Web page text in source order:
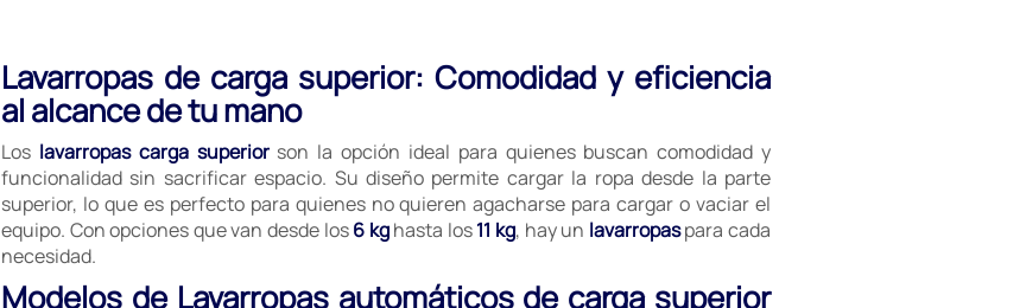
Lavarropas de carga superior: Comodidad y eficiencia
al alcance de tu mano
Los lavarropas carga superiorson la opción ideal para quienes buscan comodidad y
funcionalidad sin sacrificar espacio. Su diseño permite cargar la ropa desde la parte
superior, lo que es perfecto para quienes no quieren agacharse para cargar o vaciar el
equipo. Con opciones que van desde los6 kghasta los11 kg, hay un lavarropaspara cada
necesidad.
Modelos de Lavarropas automáticos de carga superior